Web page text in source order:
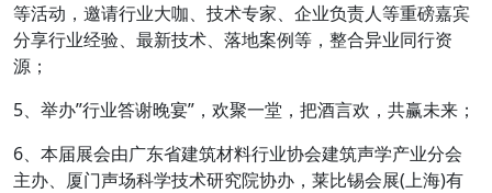
等活动，邀请行业大咖、技术专家、企业负责人等重磅嘉宾
分享行业经验、最新技术、落地案例等，整合异业同行资
源；
5、举办”行业答谢晚宴”，欢聚一堂，把酒言欢，共赢未来；
6、本届展会由广东省建筑材料行业协会建筑声学产业分会
主办、厦门声场科学技术研究院协办，莱比锡会展(上海)有